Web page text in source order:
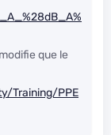
que le
Training/PPE